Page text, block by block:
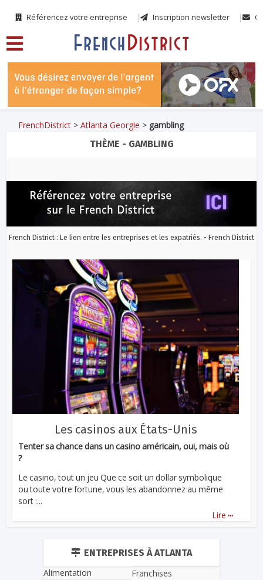
Référencez votre entreprise Inscription newsletter
FrenchDistrict >Atlanta Georgie > gambling
THÈME - GAMBLING
French District : Le lien entre les entreprises et les expatriés. - French District
Les casinos aux États-Unis
Tenter sa chance dans un casino américain, oui, mais où
?
Le casino, tout un jeu Que ce soit un dollar symbolique
ou toute votre fortune, vous les abandonnez au même
sort :...
Lire ...
ENTREPRISES À ATLANTA
Alimentation
Franchises